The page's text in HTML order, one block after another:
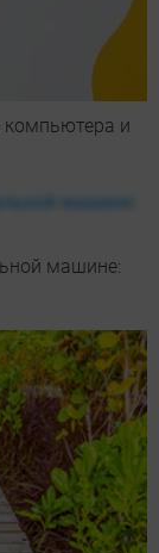
компьютера и
машине: